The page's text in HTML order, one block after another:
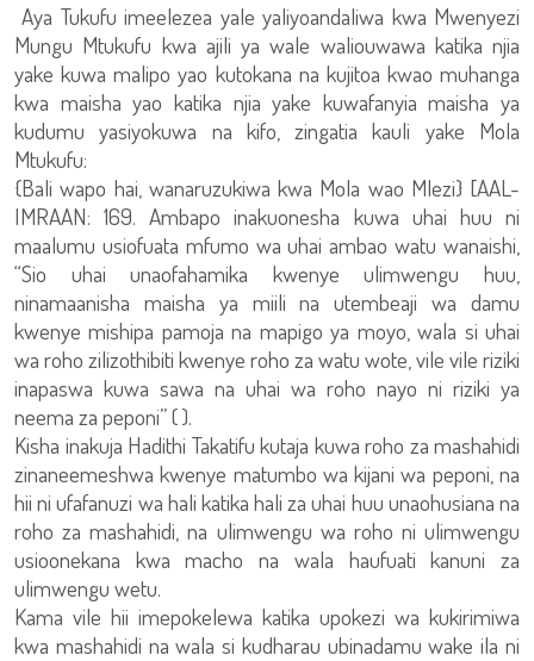
Aya Tukufu imeelezea yale yaliyoandaliwa kwa Mwenyezi
Mungu Mtukufu kwa ajili ya wale waliouwawa katika njia
yake kuwa malipo yao kutokana na kujitoa kwao muhanga
kwa maisha yao katika njia yake kuwafanyia maisha ya
kudumu yasiyokuwa na kifo, zingatia kauli yake Mola
Mtukufu:
{Bali wapo hai, wanaruzukiwa kwa Mola wao Mlezi} [AAL-
IMRAAN: 169. Ambapo inakuonesha kuwa uhai huu ni
maalumu usiofuata mfumo wa uhai ambao watu wanaishi,
“Sio uhai unaofahamika kwenye ulimwengu huu,
ninamaanisha maisha ya miili na utembeaji wa damu
kwenye mishipa pamoja na mapigo ya moyo, wala si uhai
wa roho zilizothibiti kwenye roho za watu wote, vile vile riziki
inapaswa kuwa sawa na uhai wa roho nayo ni riziki ya
neema za peponi” ( ).
Kisha inakuja Hadithi Takatifu kutaja kuwa roho za mashahidi
zinaneemeshwa kwenye matumbo wa kijani wa peponi, na
hii ni ufafanuzi wa hali katika hali za uhai huu unaohusiana na
roho za mashahidi, na ulimwengu wa roho ni ulimwengu
usioonekana kwa macho na wala haufuati kanuni za
ulimwengu wetu.
Kama vile hii imepokelewa katika upokezi wa kukirimiwa
kwa mashahidi na wala si kudharau ubinadamu wake ila ni